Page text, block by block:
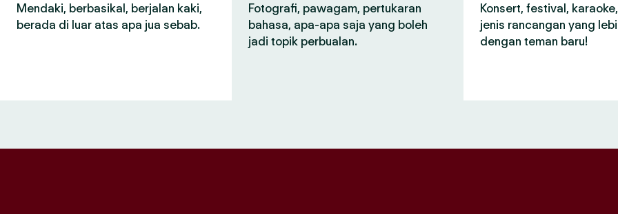
Mendaki, berbasikal, berjalan kaki,
berada di luar atas apa jua sebab.
Fotografi, pawagam, pertukaran
bahasa, apa-apa saja yang boleh
jadi topik perbualan.
Konsert, festival,
jenis rancangan yang
dengan teman baru!